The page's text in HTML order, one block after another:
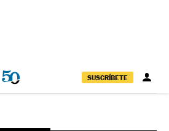
SUSCRÍBETE